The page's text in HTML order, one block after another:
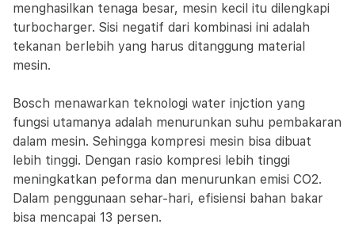
menghasilkan tenaga besar, mesin kecil itu dilengkapi
turbocharger. Sisi negatif dari kombinasi ini adalah
tekanan berlebih yang harus ditanggung material
mesin.
Bosch menawarkan teknologi water injction yang
fungsi utamanya adalah menurunkan suhu pembakaran
dalam mesin. Sehingga kompresi mesin bisa dibuat
lebih tinggi. Dengan rasio kompresi lebih tinggi
meningkatkan peforma dan menurunkan emisi CO2.
Dalam penggunaan sehar-hari, efisiensi bahan bakar
bisa mencapai 13 persen.